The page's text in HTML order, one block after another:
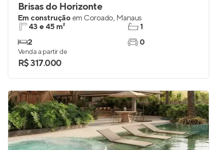
Brisas do Horizonte
Em construção em Coroado, Manaus
43 e 45 m²
2
1
0
Venda a partir de
R$ 317.000